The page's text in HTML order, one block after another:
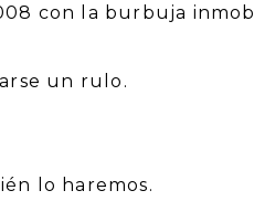
con la burbuja
un rulo.
lo haremos.